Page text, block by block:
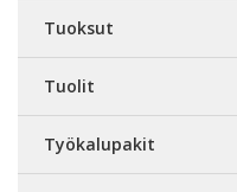
Tuoksut
Tuolit
Työkalupakit